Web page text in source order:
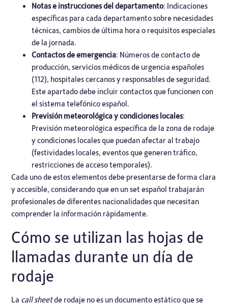
Notas e instrucciones del departamento: Indicaciones
específicas para cada departamento sobre necesidades
técnicas, cambios de última hora o requisitos especiales
de la jornada.
Contactos de emergencia: Números de contacto de
producción, servicios médicos de urgencia españoles
(112), hospitales cercanos y responsables de seguridad.
Este apartado debe incluir contactos que funcionen con
el sistema telefónico español.
Previsión meteorológica y condiciones locales:
Previsión meteorológica específica de la zona de rodaje
y condiciones locales que puedan afectar al trabajo
(festividades locales, eventos que generen tráfico,
restricciones de acceso temporales).
Cada uno de estos elementos debe presentarse de forma clara
y accesible, considerando que en un set español trabajarán
profesionales de diferentes nacionalidades que necesitan
comprender la información rápidamente.
Cómo se utilizan las hojas de
llamadas durante un día de
rodaje
La call sheetde rodaje no es un documento estático que se